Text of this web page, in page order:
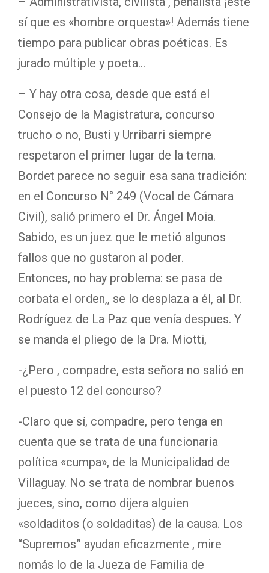
sí que es «hombre orquesta»! Además tiene
tiempo para publicar obras poéticas. Es
jurado múltiple y poeta…
– Y hay otra cosa, desde que está el
Consejo de la Magistratura, concurso
trucho o no, Busti y Urribarri siempre
respetaron el primer lugar de la terna.
Bordet parece no seguir esa sana tradición:
en el Concurso N° 249 (Vocal de Cámara
Civil), salió primero el Dr. Ángel Moia.
Sabido, es un juez que le metió algunos
fallos que no gustaron al poder.
Entonces, no hay problema: se pasa de
corbata el orden,, se lo desplaza a él, al Dr.
Rodríguez de La Paz que venía despues. Y
se manda el pliego de la Dra. Miotti,
-¿Pero , compadre, esta señora no salió en
el puesto 12 del concurso?
-Claro que sí, compadre, pero tenga en
cuenta que se trata de una funcionaria
política «cumpa», de la Municipalidad de
Villaguay. No se trata de nombrar buenos
jueces, sino, como dijera alguien
«soldaditos (o soldaditas) de la causa. Los
“Supremos” ayudan eficazmente , mire
nomás lo de la Jueza de Familia de